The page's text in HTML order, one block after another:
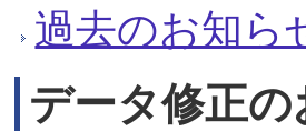
過去のお知ら
データ修正